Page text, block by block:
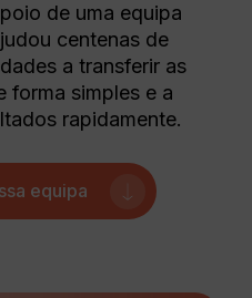
de uma equipa
centenas de
a transferir as
forma simples e a
rapidamente.
equipa